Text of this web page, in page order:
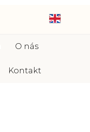
O nás
Kontakt